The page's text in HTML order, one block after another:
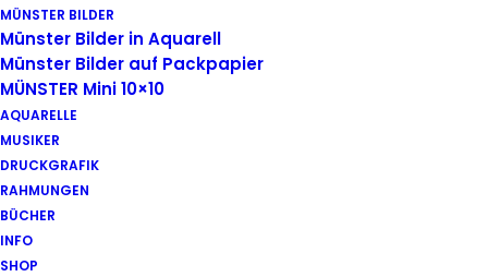
MÜNSTER BILDER
Münster Bilder in Aquarell
Münster Bilder auf Packpapier
MÜNSTER Mini 10×10
AQUARELLE
MUSIKER
DRUCKGRAFIK
RAHMUNGEN
BÜCHER
INFO
SHOP